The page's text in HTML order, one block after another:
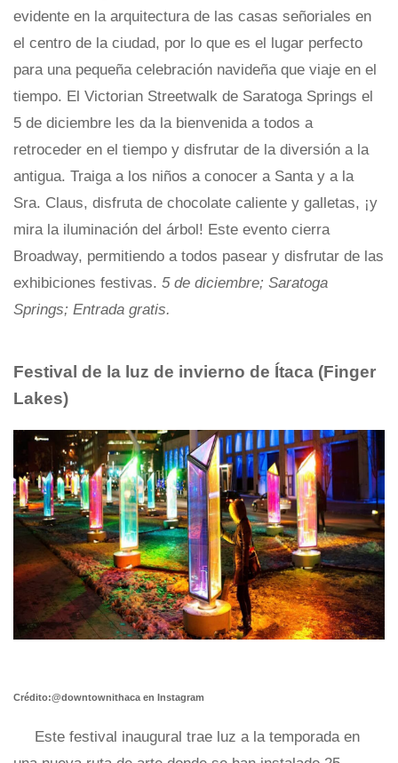
evidente en la arquitectura de las casas señoriales en
el centro de la ciudad, por lo que es el lugar perfecto
para una pequeña celebración navideña que viaje en el
tiempo. El Victorian Streetwalk de Saratoga Springs el
5 de diciembre les da la bienvenida a todos a
retroceder en el tiempo y disfrutar de la diversión a la
antigua. Traiga a los niños a conocer a Santa y a la
Sra. Claus, disfruta de chocolate caliente y galletas, ¡y
mira la iluminación del árbol! Este evento cierra
Broadway, permitiendo a todos pasear y disfrutar de las
exhibiciones festivas. 5 de diciembre; Saratoga
Springs; Entrada gratis.
Festival de la luz de invierno de Ítaca (Finger
Lakes)
Crédito:@downtownithaca en Instagram
Este festival inaugural trae luz a la temporada en